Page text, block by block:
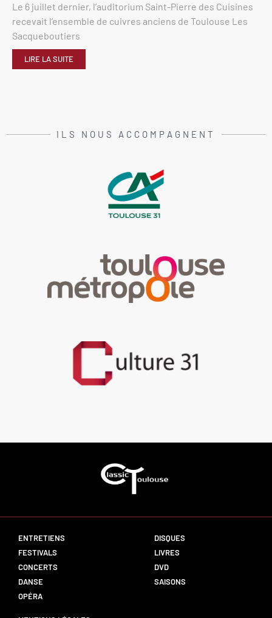
Le 6 juillet dernier, l’auditorium Saint-Pierre des Cuisines
recevait l’ensemble de cuivres anciens de Toulouse Les
Sacqueboutiers
LIRE LA SUITE
ILS NOUS ACCOMPAGNENT
ENTRETIENS
FESTIVALS
CONCERTS
DANSE
OPÉRA
DISQUES
LIVRES
DVD
SAISONS